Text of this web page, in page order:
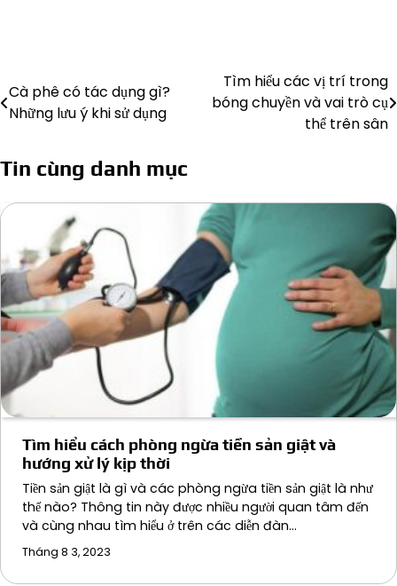
Điều
hướng
viết
Cà phê có tác dụng gì?
Những lưu ý khi sử dụng
Tìm hiểu các vị trí trong
bóng chuyền và vai trò cụ
thể trên sân
Tin cùng danh mục
Tìm hiểu cách phòng ngừa tiền sản giật và
hướng xử lý kịp thời
Tiền sản giật là gì và các phòng ngừa tiền sản giật là như
thế nào? Thông tin này được nhiều người quan tâm đến
và cùng nhau tìm hiểu ở trên các diễn đàn…
Tháng 8 3, 2023